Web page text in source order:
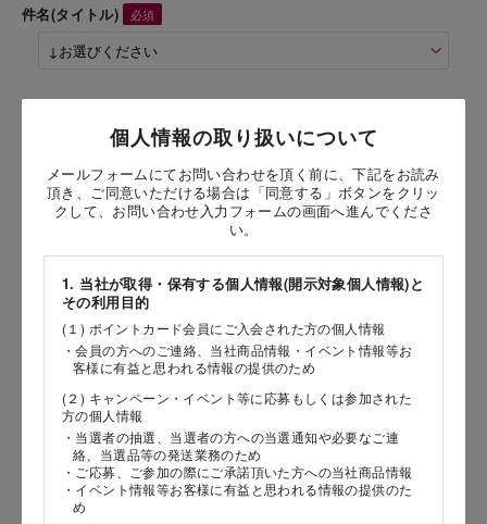
個人情報の取り扱いについて
メールフォームにてお問い合わせを頂く前に、下記をお読み
頂き、ご同意いただける場合は「同意する」ボタンをクリッ
クして、お問い合わせ入力フォームの画面へ進んでくださ
い。
1. 当社が取得・保有する個人情報(開示対象個人情報)と
その利用目的
(１) ポイントカード会員にご入会された方の個人情報
・会員の方へのご連絡、当社商品情報・イベント情報等お
客様に有益と思われる情報の提供のため
(２) キャンペーン・イベント等に応募もしくは参加された
方の個人情報
・当選者の抽選、当選者の方への当選通知や必要なご連
絡、当選品等の発送業務のため
・ご応募、ご参加の際にご承諾頂いた方への当社商品情報
・イベント情報等お客様に有益と思われる情報の提供のた
め
件名(タイトル)
バウムクーヘン＆バニラ 1個
お問い合わせ時氏名
［名］
（全角で入力してください）
お問い合わせ時氏名（カナ）
［セイ］
［メイ］
（全角で入力してください）